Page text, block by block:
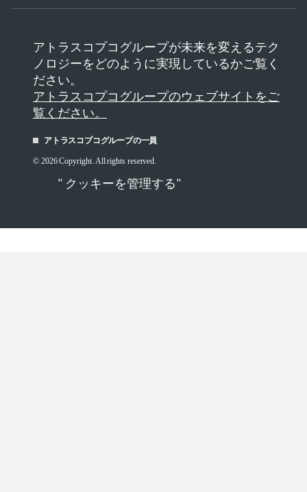
アトラスコプコグループが未来を変えるテク
ノロジーをどのように実現しているかご覧く
ださい。
アトラスコプコグループのウェブサイトをご
覧ください。
アトラスコプコグループの一員
" クッキーを管理する"
© 2026 Copyright. All rights reserved.